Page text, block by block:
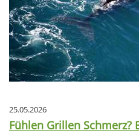
25.05.2026
Fühlen Grillen Schmerz?